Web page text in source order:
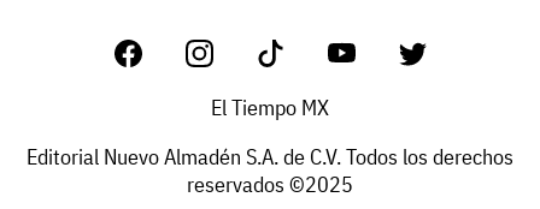
El Tiempo MX
Editorial Nuevo Almadén S.A. de C.V. Todos los derechos
reservados ©2025